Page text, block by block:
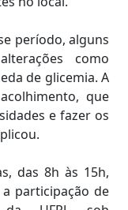
período, alguns
como
de glicemia. A
que
e fazer os
das 8h às 15h,
participação de